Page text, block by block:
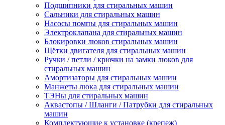
Подшипники для стиральных машин
Сальники для стиральных машин
Насосы помпы для стиральных машин
Электроклапана для стиральных машин
Блокировки люков стиральных машин
Щётки двигателя для стиральных машин
Ручки / петли / крючки на замки люков для
стиральных машин
Амортизаторы для стиральных машин
Манжеты люка для стиральных машин
ТЭНы для стиральных машин
Аквастопы / Шланги / Патрубки для стиральных
машин
Комплектующие к установке (крепеж)